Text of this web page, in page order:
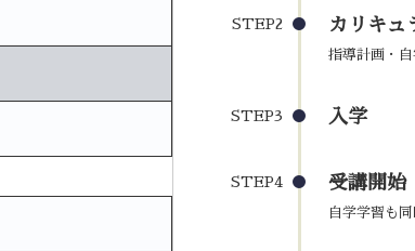
STEP2 カリキュ
指導計画・
STEP3 入学
STEP4 受講開始
自学学習も